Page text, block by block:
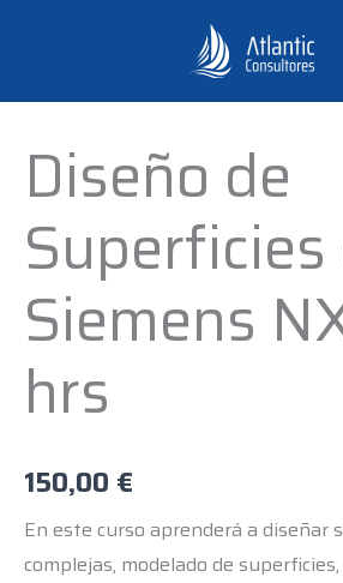
Diseño de
Superficies
Siemens
hrs
150,00 €
En este curso aprenderá a diseñar
complejas, modelado de
Diseño
de
Superficies
con
Siemens
NX
-
20
cantidad